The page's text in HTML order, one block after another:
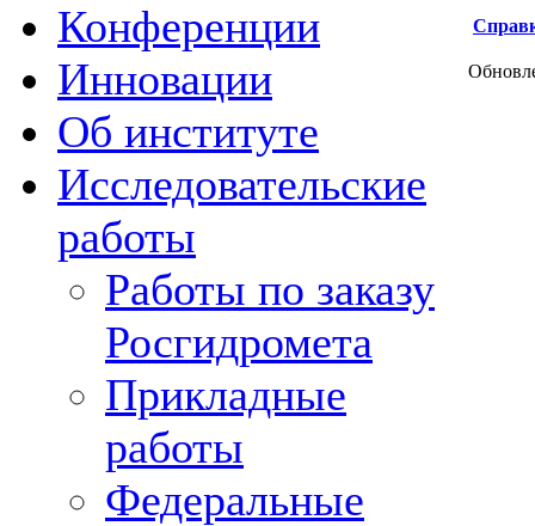
Конференции
Инновации
Об институте
Исследовательские
работы
Работы по заказу
Росгидромета
Прикладные
работы
Федеральные